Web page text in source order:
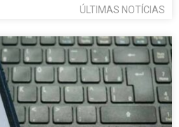
ÚLTIMAS NOTÍCIAS